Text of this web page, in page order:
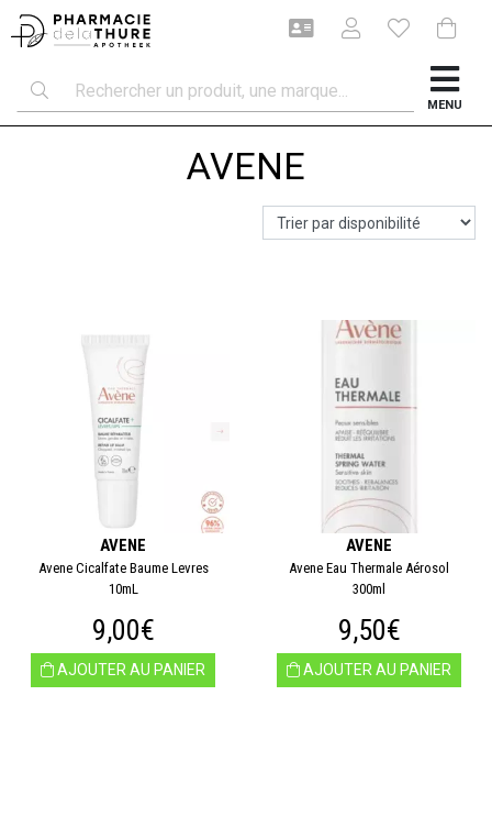
MENU
AVENE
AVENE
Avene Cicalfate Baume Levres
10mL
9,00€
AJOUTER AU PANIER
AVENE
Avene Eau Thermale Aérosol
300ml
9,50€
AJOUTER AU PANIER